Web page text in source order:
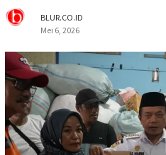
BLUR.CO.ID
Mei 6, 2026